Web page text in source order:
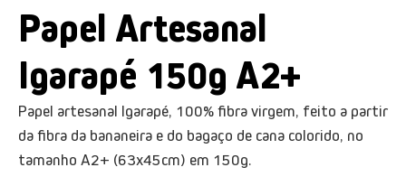
Papel Artesanal
Igarapé 150g A2+
Papel artesanal Igarapé, 100% fibra virgem, feito a partir
da fibra da bananeira e do bagaço de cana colorido, no
tamanho A2+ (63x45cm) em 150g.